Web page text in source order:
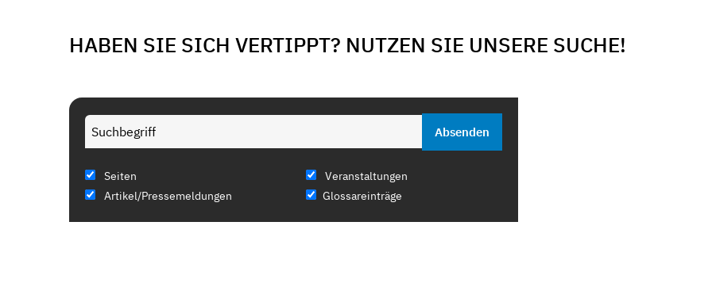
HABEN SIE SICH VERTIPPT? NUTZEN SIE UNSERE SUCHE!
Seiten
Veranstaltungen
Artikel/Pressemeldungen
Glossareinträge